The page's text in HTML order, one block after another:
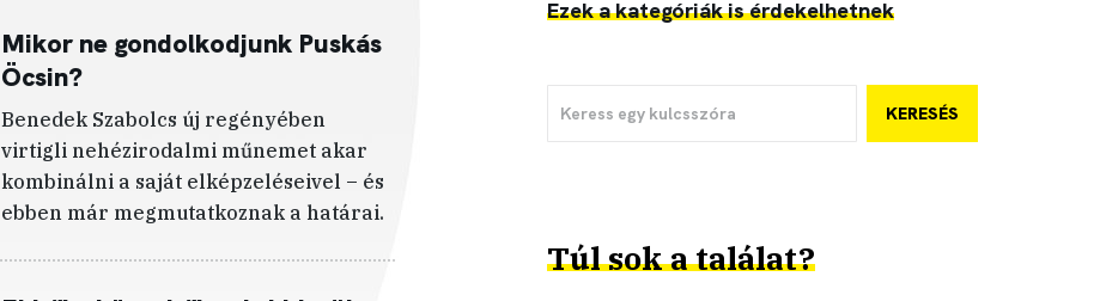
Mikor ne gondolkodjunk Puskás
Öcsin?
Benedek Szabolcs új regényében
virtigli nehézirodalmi műnemet akar
kombinálni a saját elképzeléseivel – és
ebben már megmutatkoznak a határai.
Ezek a kategóriák is érdekelhetnek
KERESÉS
Túl sok a találat?